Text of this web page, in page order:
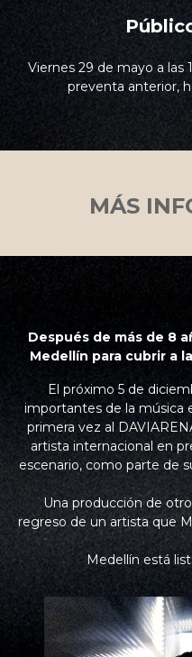
Viernes 29 de mayo a las
preventa anterior,
MÁS
Después de más de 8
Medellín para cubrir a
El próximo 5 de
importantes de la música
primera vez al
artista internacional en
escenario, como parte de
Una producción de
regreso de un artista que
Medellín está